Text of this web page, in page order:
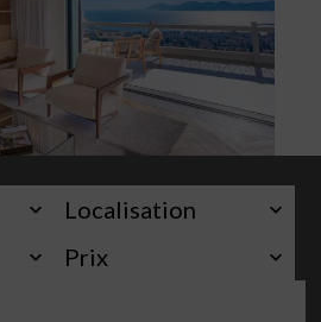
Localisation
Prix